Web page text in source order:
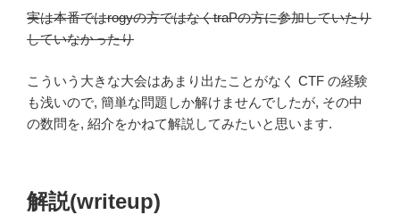
実は本番ではrogyの方ではなくtraPの方に参加していたり
していなかったり
こういう大きな大会はあまり出たことがなく CTF の経験
も浅いので, 簡単な問題しか解けませんでしたが, その中
の数問を, 紹介をかねて解説してみたいと思います.
解説(writeup)